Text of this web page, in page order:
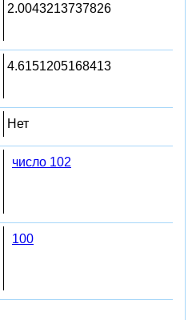
2.0043213737826
4.6151205168413
Нет
число 102
100